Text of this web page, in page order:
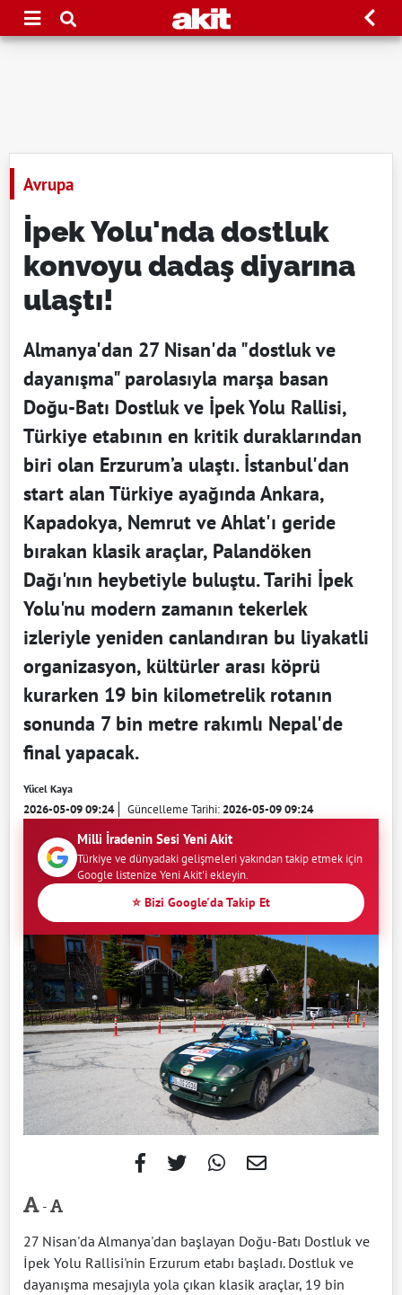
Avrupa
İpek Yolu'nda dostluk
konvoyu dadaş diyarına
ulaştı!
Almanya'dan 27 Nisan'da "dostluk ve
dayanışma" parolasıyla marşa basan
Doğu-Batı Dostluk ve İpek Yolu Rallisi,
Türkiye etabının en kritik duraklarından
biri olan Erzurum’a ulaştı. İstanbul'dan
start alan Türkiye ayağında Ankara,
Kapadokya, Nemrut ve Ahlat'ı geride
bırakan klasik araçlar, Palandöken
Dağı'nın heybetiyle buluştu. Tarihi İpek
Yolu'nu modern zamanın tekerlek
izleriyle yeniden canlandıran bu liyakatli
organizasyon, kültürler arası köprü
kurarken 19 bin kilometrelik rotanın
sonunda 7 bin metre rakımlı Nepal'de
final yapacak.
Yücel Kaya
2026-05-09 09:24 Güncelleme Tarihi:2026-05-09 09:24
Milli İradenin Sesi Yeni Akit
Türkiye ve dünyadaki gelişmeleri yakından takip etmek için
Google listenize Yeni Akit'i ekleyin.
⭐ Bizi Google'da Takip Et
-
27 Nisan'da Almanya'dan başlayan Doğu-Batı Dostluk ve
İpek Yolu Rallisi'nin Erzurum etabı başladı. Dostluk ve
dayanışma mesajıyla yola çıkan klasik araçlar, 19 bin